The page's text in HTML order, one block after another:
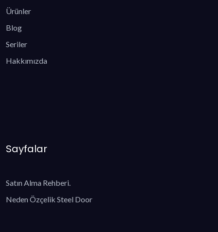
Ürünler
Blog
Seriler
Hakkımızda
Sayfalar
Satın Alma Rehberi.
Neden Özçelik Steel Door